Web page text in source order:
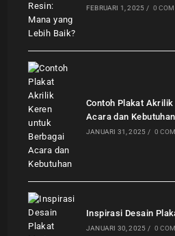
FEBRUARI 1, 2025 / 0
Contoh Plakat
Acara dan Kebutuhan
JANUARI 31, 2025 / 0
Inspirasi Desain
JANUARI 30, 2025 / 0